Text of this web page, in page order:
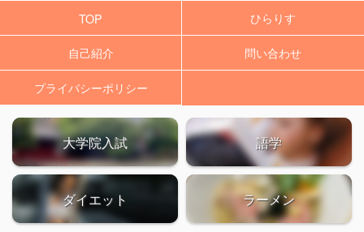
TOP ひらりす
自己紹介 問い合わせ
プライバシーポリシー
大学院入試 語学
ダイエット ラーメン